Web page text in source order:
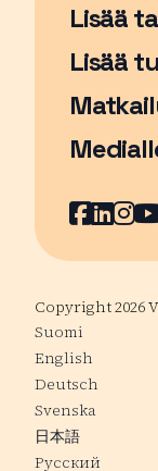
Lisää
Sivu
Lisää
Sivu
Sivu
Copyright 2026
Suomi
English
Deutsch
Svenska
日本語
Русский